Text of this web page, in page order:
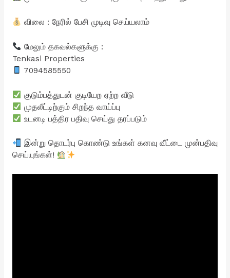
விலை : நேரில் பேசி முடிவு செய்யலாம்
மேலும் தகவல்களுக்கு :
Tenkasi Properties
7094585550
குடும்பத்துடன் குடியேற ஏற்ற வீடு
முதலீட்டிற்கும் சிறந்த வாய்ப்பு
உடனடி பத்திர பதிவு செய்து தரப்படும்
இன்று தொடர்பு கொண்டு உங்கள் கனவு வீட்டை முன்பதிவு
செய்யுங்கள்!